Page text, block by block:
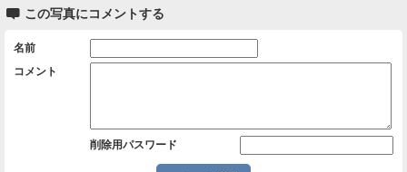
 この写真にコメントする
名前
コメント
削除用パスワード